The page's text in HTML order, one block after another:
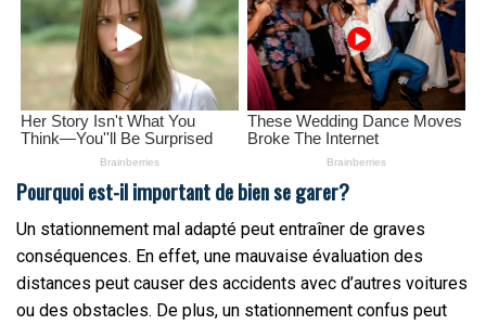
Pourquoi est-il important de bien se garer?
Un stationnement mal adapté peut entraîner de graves
conséquences. En effet, une mauvaise évaluation des
distances peut causer des accidents avec d’autres voitures
ou des obstacles. De plus, un stationnement confus peut